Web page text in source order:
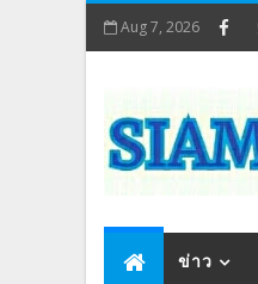
Aug 7, 2026
ข่าว